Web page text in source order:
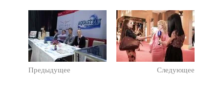
Предыдущее Следующее